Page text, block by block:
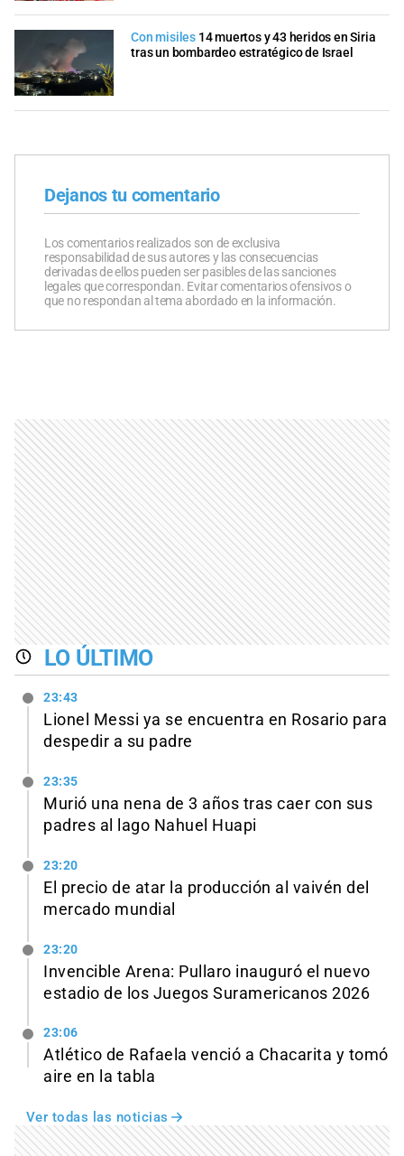
Con misiles 14 muertos y 43 heridos en Siria
tras un bombardeo estratégico de Israel
Dejanos tu comentario
Los comentarios realizados son de exclusiva
responsabilidad de sus autores y las consecuencias
derivadas de ellos pueden ser pasibles de las sanciones
legales que correspondan. Evitar comentarios ofensivos o
que no respondan al tema abordado en la información.
LO ÚLTIMO
23:43
Lionel Messi ya se encuentra en Rosario para
despedir a su padre
23:35
Murió una nena de 3 años tras caer con sus
padres al lago Nahuel Huapi
23:20
El precio de atar la producción al vaivén del
mercado mundial
23:20
Invencible Arena: Pullaro inauguró el nuevo
estadio de los Juegos Suramericanos 2026
23:06
Atlético de Rafaela venció a Chacarita y tomó
aire en la tabla
Ver todas las noticias